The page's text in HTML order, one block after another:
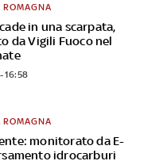
in una scarpata,
da Vigili Fuoco nel
ROMAGNA
16:58
monitorato da E-
idrocarburi
ROMAGNA